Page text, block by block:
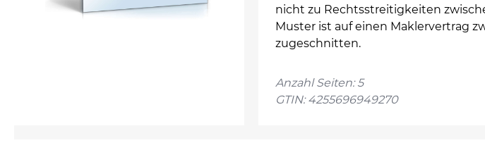
nicht zu Rechtsstreitigkeiten
Muster ist auf einen Maklervertrag
zugeschnitten.
Anzahl Seiten: 5
GTIN: 4255696949270